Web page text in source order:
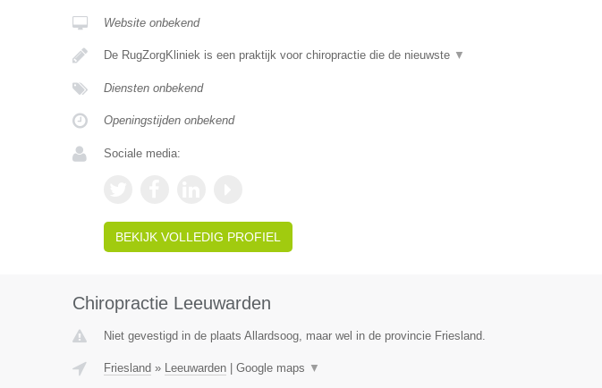
Website onbekend
De RugZorgKliniek is een praktijk voor chiropractie die de nieuwste ▼
Diensten onbekend
Openingstijden onbekend
Sociale media:
BEKIJK VOLLEDIG PROFIEL
Chiropractie Leeuwarden
Niet gevestigd in de plaats Allardsoog, maar wel in de provincie Friesland.
Friesland » Leeuwarden| Google maps ▼